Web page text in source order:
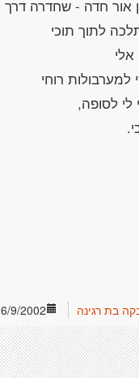
6/9/2002 בת רגינה